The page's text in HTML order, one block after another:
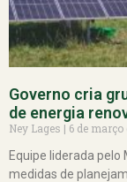
Governo cria
de energia
Ney Lages
6 de março
Equipe liderada pelo
medidas de